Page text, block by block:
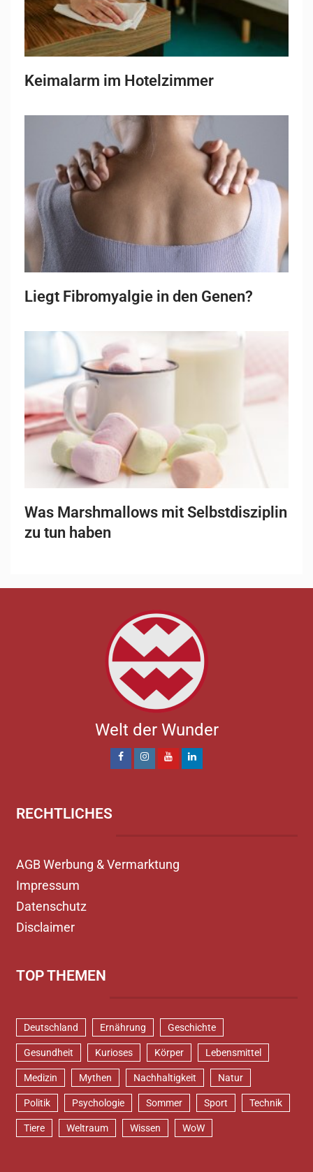
Keimalarm im Hotelzimmer
Liegt Fibromyalgie in den Genen?
Was Marshmallows mit Selbstdisziplin
zu tun haben
Welt der Wunder
RECHTLICHES
AGB Werbung & Vermarktung
Impressum
Datenschutz
Disclaimer
TOP THEMEN
Deutschland Ernährung Geschichte
Gesundheit Kurioses Körper Lebensmittel
Medizin Mythen Nachhaltigkeit Natur
Politik Psychologie Sommer Sport Technik
Tiere Weltraum Wissen WoW